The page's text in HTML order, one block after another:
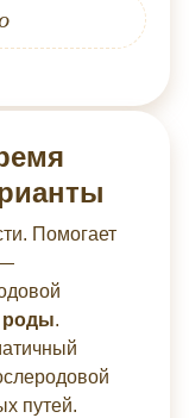
Помогает
—
роды.
путей.